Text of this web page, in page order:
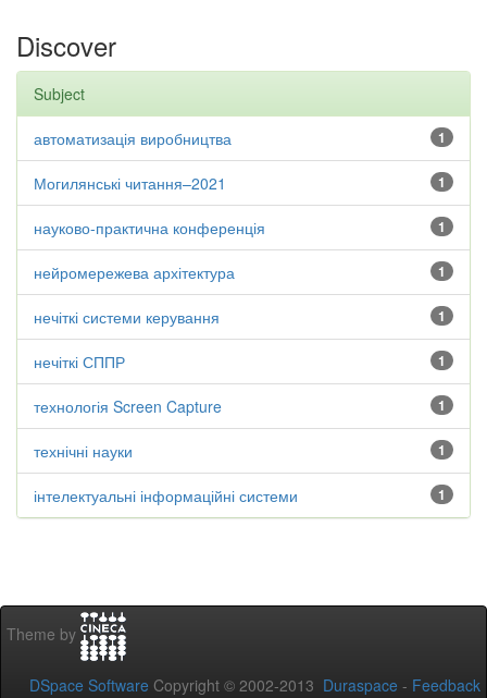
Discover
Subject
1
автоматизація виробництва
1
Могилянські читання–2021
1
науково-практична конференція
1
нейромережева архітектура
1
нечіткі системи керування
1
нечіткі СППР
1
технологія Screen Capture
1
технічні науки
1
інтелектуальні інформаційні системи
Theme by
DSpace Software Copyright © 2002-2013 Duraspace - Feedback